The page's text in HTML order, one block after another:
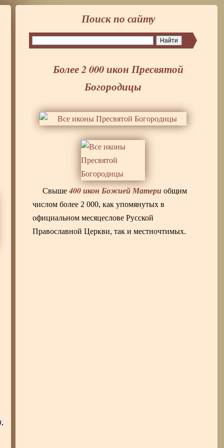
Поиск по сайту
Более 2 000 икон Пресвятой
Богородицы
Свыше400 икон Божией Матери общим
числом более 2 000, как упомянутых в
официальном месяцеслове Русской
Православной Церкви, так и местночтимых.